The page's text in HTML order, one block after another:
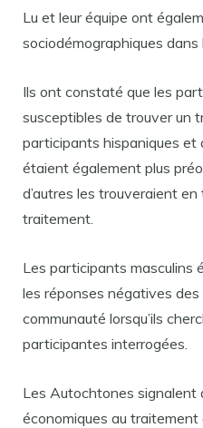
Lu et leur équipe ont
sociodémographiques
Ils ont constaté que les
susceptibles de trouver un
participants hispaniques et
étaient également plus
d’autres les trouveraient
traitement.
Les participants masculins
les réponses négatives des
communauté lorsqu’ils
participantes interrogées.
Les Autochtones signalent
économiques au traitement